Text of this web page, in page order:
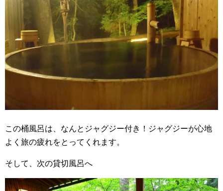
この桶風呂は、なんとジャグジー付き！ジャグジーが心地
よく旅の疲れをとってくれます。
そして、次の貸切風呂へ